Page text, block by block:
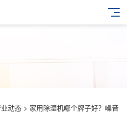
动态 > 家用除湿机哪个牌子好？噪音